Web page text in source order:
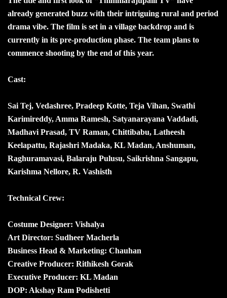
already generated buzz with their intriguing rural and period
drama vibe. The film is set in a village backdrop and is
currently in its pre-production phase. The team plans to
commence shooting by the end of this year.
Cast:
Sai Tej, Vedashree, Pradeep Kotte, Teja Vihan, Swathi
Karimireddy, Amma Ramesh, Satyanarayana Vaddadi,
Madhavi Prasad, TV Raman, Chittibabu, Latheesh
Keelapattu, Rajashri Madaka, KL Madan, Anshuman,
Raghuramavasi, Balaraju Pulusu, Saikrishna Sangapu,
Karishma Nellore, R. Vashisth
Technical Crew:
Costume Designer: Vishalya
Art Director: Sudheer Macherla
Business Head & Marketing: Chauhan
Creative Producer: Rithikesh Gorak
Executive Producer: KL Madan
DOP: Akshay Ram Podishetti